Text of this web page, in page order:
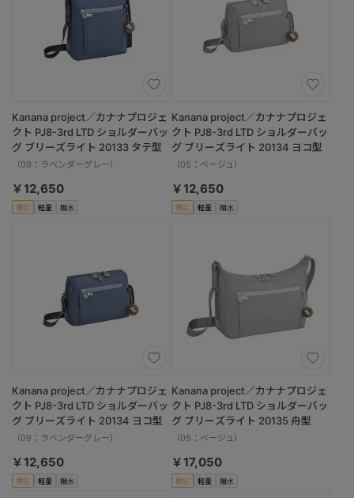
限定 軽量 撥水
Kanana project／カナナプロジェ
クト PJ8-3rd LTD ショルダーバッ
グ ブリーズライト 20133 タテ型
（09：ラベンダーグレー）
￥12,650
限定 軽量 撥水
Kanana project／カナナプロジェ
クト PJ8-3rd LTD ショルダーバッ
グ ブリーズライト 20134 ヨコ型
（05：ベージュ）
￥12,650
限定 軽量 撥水
Kanana project／カナナプロジェ
クト PJ8-3rd LTD ショルダーバッ
グ ブリーズライト 20134 ヨコ型
（09：ラベンダーグレー）
￥12,650
限定 軽量 撥水
Kanana project／カナナプロジェ
クト PJ8-3rd LTD ショルダーバッ
グ ブリーズライト 20135 舟型
（05：ベージュ）
￥17,050